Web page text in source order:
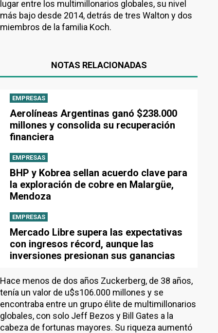
lugar entre los multimillonarios globales, su nivel
más bajo desde 2014, detrás de tres Walton y dos
miembros de la familia Koch.
NOTAS RELACIONADAS
EMPRESAS
Aerolíneas Argentinas ganó $238.000
millones y consolida su recuperación
financiera
EMPRESAS
BHP y Kobrea sellan acuerdo clave para
la exploración de cobre en Malargüe,
Mendoza
EMPRESAS
Mercado Libre supera las expectativas
con ingresos récord, aunque las
inversiones presionan sus ganancias
Hace menos de dos años Zuckerberg, de 38 años,
tenía un valor de u$s106.000 millones y se
encontraba entre un grupo élite de multimillonarios
globales, con solo Jeff Bezos y Bill Gates a la
cabeza de fortunas mayores. Su riqueza aumentó